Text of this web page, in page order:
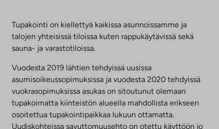
uuteen
välilehteen
Tupakointi on kiellettyä kaikissa asunnoissamme ja
talojen yhteisissä tiloissa kuten rappukäytävissä sekä
sauna- ja varastotiloissa.
Vuodesta 2019 lähtien tehdyissä uusissa
asumisoikeussopimuksissa ja vuodesta 2020 tehdyissä
vuokrasopimuksissa asukas on sitoutunut olemaan
tupakoimatta kiinteistön alueella mahdollista erikseen
osoitettua tupakointipaikkaa lukuun ottamatta.
Uudiskohteissa savuttomuusehto on otettu käyttöön jo